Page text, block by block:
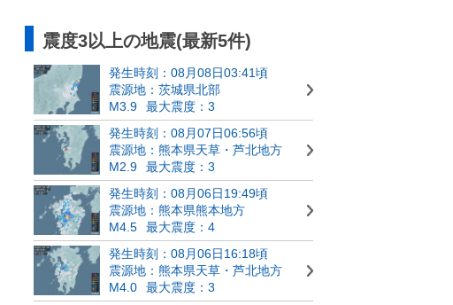
震度3以上の地震(最新5件)
発生時刻：08月08日03:41頃
震源地：茨城県北部
M3.9
最大震度：3
発生時刻：08月07日06:56頃
震源地：熊本県天草・芦北地方
M2.9
最大震度：3
発生時刻：08月06日19:49頃
震源地：熊本県熊本地方
M4.5
最大震度：4
発生時刻：08月06日16:18頃
震源地：熊本県天草・芦北地方
M4.0
最大震度：3